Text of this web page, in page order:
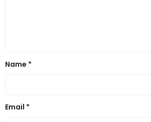
Name *
Email *